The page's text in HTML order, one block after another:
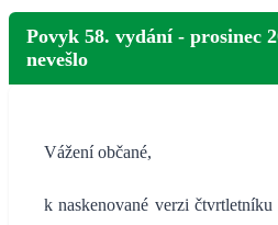
Povyk 58. vydání - prosinec
nevešlo
Vážení občané,
k naskenované verzi